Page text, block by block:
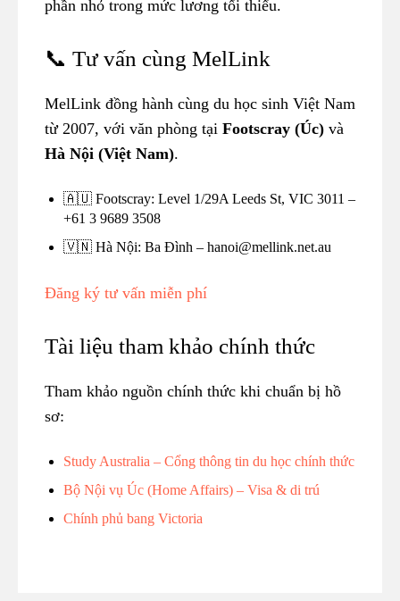
phần nhỏ trong mức lương tối thiểu.
📞 Tư vấn cùng MelLink
MelLink đồng hành cùng du học sinh Việt Nam
từ 2007, với văn phòng tại Footscray (Úc) và
Hà Nội (Việt Nam).
🇦🇺 Footscray: Level 1/29A Leeds St, VIC 3011 –
+61 3 9689 3508
🇻🇳 Hà Nội: Ba Đình – hanoi@mellink.net.au
Đăng ký tư vấn miễn phí
Tài liệu tham khảo chính thức
Tham khảo nguồn chính thức khi chuẩn bị hồ
sơ:
Study Australia – Cổng thông tin du học chính thức
Bộ Nội vụ Úc (Home Affairs) – Visa & di trú
Chính phủ bang Victoria